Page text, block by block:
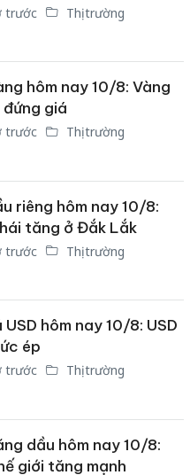
trước Thị trường
hôm nay 10/8: Vàng
đứng giá
trước Thị trường
riêng hôm nay 10/8:
tăng ở Đắk Lắk
trước Thị trường
USD hôm nay 10/8: USD
ép
trước Thị trường
dầu hôm nay 10/8:
giới tăng mạnh